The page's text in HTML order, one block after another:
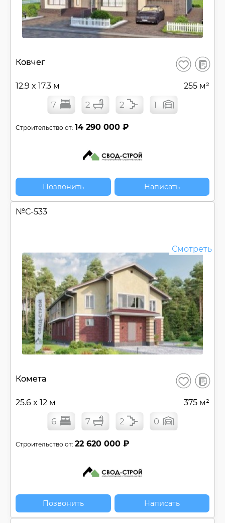
Ковчег Сохранить
В
12.9 x 17.3 м 255 м²
7 2 2 1
Строительство от: 14 290 000 ₽
Позвонить Написать
№С-533
Смотреть
Комета Сохранить
В
25.6 x 12 м 375 м²
6 7 2 0
Строительство от: 22 620 000 ₽
Позвонить Написать